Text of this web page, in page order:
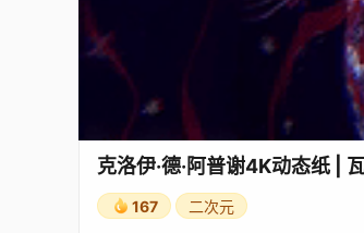
克洛伊·德·阿普谢4K动态纸 |
167 二次元